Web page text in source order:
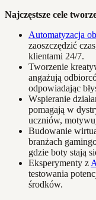
Najczęstsze cele
Automatyzacja
zaoszczędzić
klientami 24/7.
Tworzenie
angażują
odpowiadając
Wspieranie
pomagają w
uczniów,
Budowanie
branżach
gdzie boty stają
Eksperymenty z
testowania
środków.